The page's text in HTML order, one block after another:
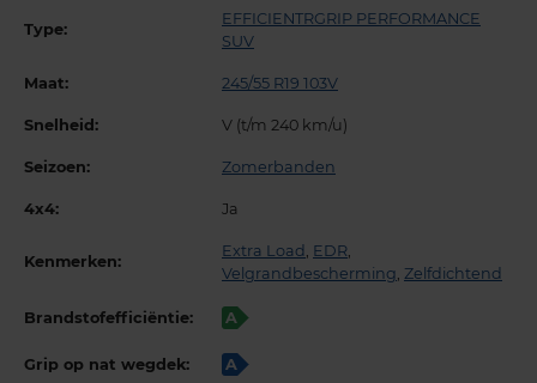
Type:
EFFICIENTRGRIP PERFORMANCE
SUV
Maat: 245/55 R19 103V
Snelheid: V (t/m 240 km/u)
Seizoen: Zomerbanden
4x4: Ja
Kenmerken:
Extra Load , EDR,
Velgrandbescherming, Zelfdichtend
Brandstofefficiëntie: A
Grip op nat wegdek: A